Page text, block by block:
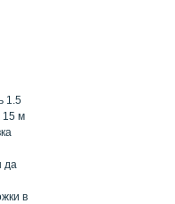
1.5
15 м
да
в